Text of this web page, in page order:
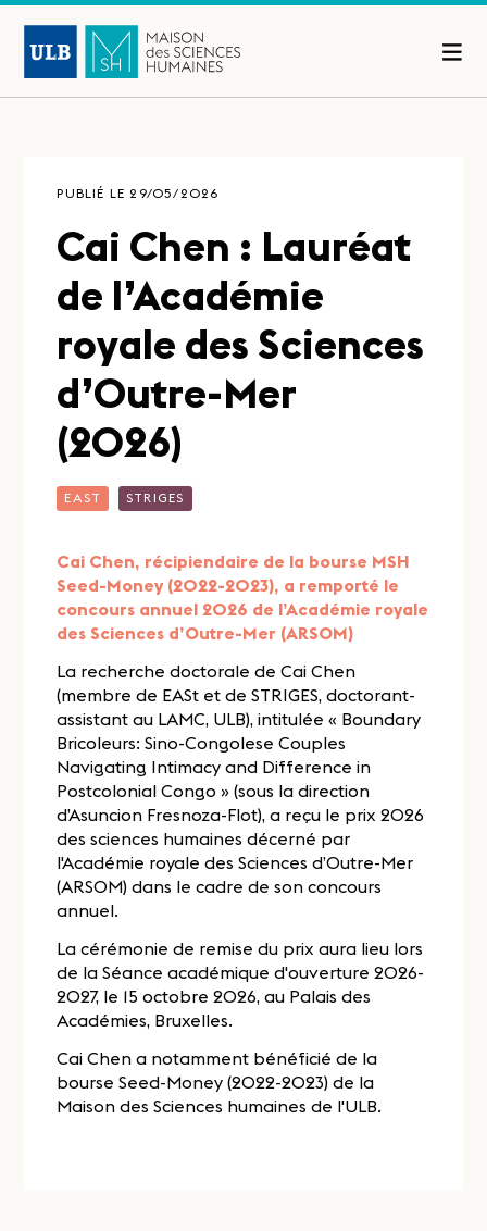
PUBLIÉ LE 29/05/2026
Cai Chen : Lauréat
de l’Académie
royale des Sciences
d’Outre-Mer
(2026)
EAST STRIGES
Cai Chen, récipiendaire de la bourse MSH
Seed-Money (2022-2023), a remporté le
concours annuel 2026 de l’Académie royale
des Sciences d’Outre-Mer (ARSOM)
La recherche doctorale de Cai Chen
(membre de EASt et de STRIGES, doctorant-
assistant au LAMC, ULB), intitulée « Boundary
Bricoleurs: Sino-Congolese Couples
Navigating Intimacy and Difference in
Postcolonial Congo » (sous la direction
d’Asuncion Fresnoza-Flot), a reçu le prix 2026
des sciences humaines décerné par
l'Académie royale des Sciences d’Outre-Mer
(ARSOM) dans le cadre de son concours
annuel.
La cérémonie de remise du prix aura lieu lors
de la Séance académique d'ouverture 2026-
2027, le 15 octobre 2026, au Palais des
Académies, Bruxelles.
Cai Chen a notamment bénéficié de la
bourse Seed-Money (2022-2023) de la
Maison des Sciences humaines de l'ULB.